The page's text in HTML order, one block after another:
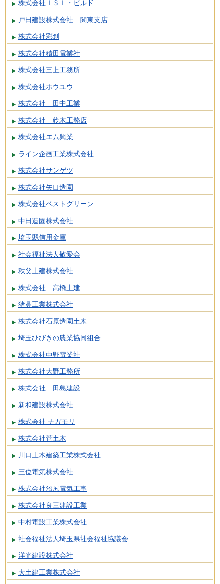
株式会社ＩＳＩ・ビルド
戸田建設株式会社 関東支店
株式会社彩創
株式会社積田電業社
株式会社三上工務所
株式会社ホウユウ
株式会社 田中工業
株式会社 鈴木工務店
株式会社エム興業
ライン企画工業株式会社
株式会社サンゲツ
株式会社矢口造園
株式会社ベストグリーン
中田造園株式会社
埼玉縣信用金庫
社会福祉法人敬愛会
秩父土建株式会社
株式会社 高橋土建
猪鼻工業株式会社
株式会社石原造園土木
埼玉ひびきの農業協同組合
株式会社中野電業社
株式会社大野工務所
株式会社 田島建設
新和建設株式会社
株式会社 ナガモリ
株式会社菅土木
川口土木建築工業株式会社
三位電気株式会社
株式会社沼尻電気工事
株式会社良三建設工業
中村電設工業株式会社
社会福祉法人埼玉県社会福祉協議会
洋光建設株式会社
大土建工業株式会社